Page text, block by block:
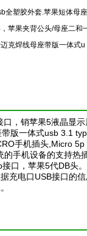
全塑胶外套.苹果短体母
苹果夹背公头/母座二和
克焊线母座带版一体式u
， 销苹果5液晶显
版一体式usb 3.1
手机插头,Micro
手机设备的支持热
口，苹果5代DB头
充电口USB接口的